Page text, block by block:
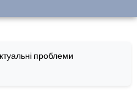
проблеми